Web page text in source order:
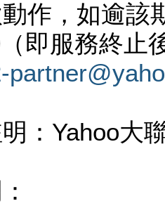
作，如逾該
即服務終止
：Yahoo大